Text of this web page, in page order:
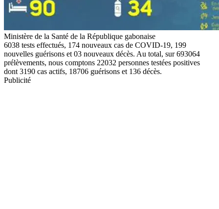
Ministère de la Santé de la République gabonaise
6038 tests effectués, 174 nouveaux cas de COVID-19, 199
nouvelles guérisons et 03 nouveaux décès. Au total, sur 693064
prélèvements, nous comptons 22032 personnes testées positives
dont 3190 cas actifs, 18706 guérisons et 136 décès.
Publicité